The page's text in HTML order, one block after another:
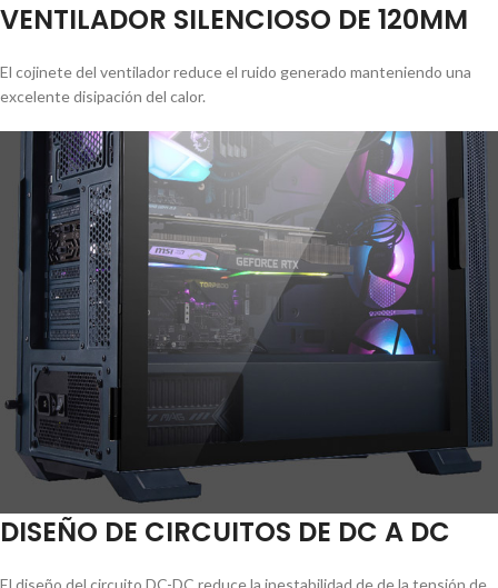
VENTILADOR SILENCIOSO DE 120MM
El cojinete del ventilador reduce el ruido generado manteniendo una
excelente disipación del calor.
DISEÑO DE CIRCUITOS DE DC A DC
El diseño del circuito DC-DC reduce la inestabilidad de de la tensión de